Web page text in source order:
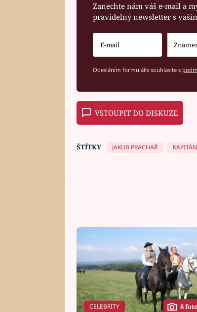
Zanechte nám váš e-mail a
pravidelný newsletter s
Odesláním formuláře souhlasíte s
VSTOUPIT DO DISKUZE
ŠTÍTKY JAKUB PRACHAŘ
CELEBRITY 8